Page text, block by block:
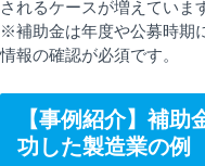
されるケースが増えていま
※補助金は年度や公募時期
情報の確認が必須です。
【事例紹介】補
功した製造業の例